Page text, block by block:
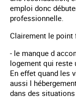
emploi donc
professionnelle.
Clairement le
- le manque d
logement qui reste
En effet quand les
aussi l
dans des